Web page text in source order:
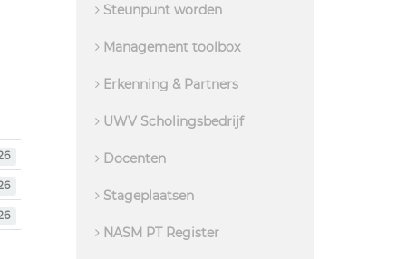
Steunpunt worden
Management toolbox
Erkenning & Partners
UWV Scholingsbedrijf
Docenten
Stageplaatsen
NASM PT Register